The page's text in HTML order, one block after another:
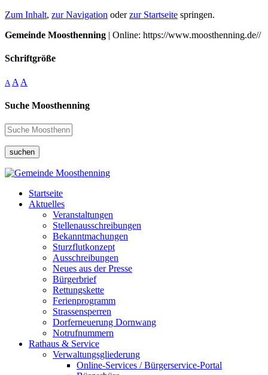
Zum Inhalt, zur Navigation oderzur Startseite springen.
Gemeinde Moosthenning | Online: https://www.moosthenning.de//
Schriftgröße
A A A
Suche Moosthenning
suchen
Startseite
Aktuelles
Veranstaltungen
Stellenausschreibungen
Bekanntmachungen
Sturzflutkonzept
Ausschreibungen
Neues aus der Presse
Bürgerbrief
Rettungskette
Ferienprogramm
Strassensperren
Dorferneuerung Dornwang
Notrufnummern
Rathaus & Service
Verwaltungsgliederung
Online-Services / Bürgerservice-Portal